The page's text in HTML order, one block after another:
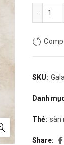
SKU:
Danh
Thẻ: sàn
Share